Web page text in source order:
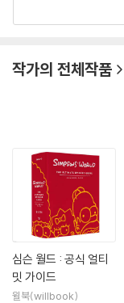
작가의 전체작품
심슨 월드 : 공식 얼티
밋 가이드
윌북(willbook)